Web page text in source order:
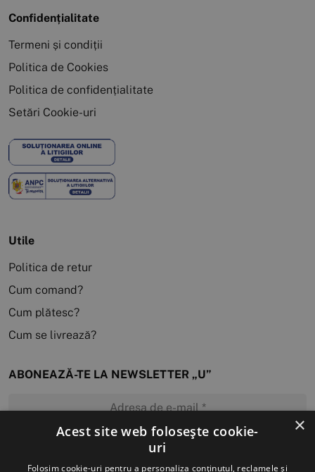
Confidențialitate
Termeni și condiții
Politica de Cookies
Politica de confidențialitate
Setări Cookie-uri
Utile
Politica de retur
Cum comand?
Cum plătesc?
Cum se livrează?
ABONEAZĂ-TE LA NEWSLETTER „U”
MĂ ABONEZ
×
Acest site web folosește cookie-
uri
Folosim cookie-uri pentru a personaliza conținutul, reclamele și